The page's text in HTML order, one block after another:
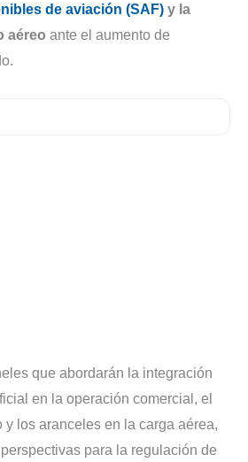
de aviación (SAF) y la
aéreo ante el aumento de
que abordarán la integración
en la operación comercial, el
y los aranceles en la carga aérea,
para la regulación de